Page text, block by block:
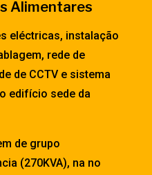
Alimentares
eléctricas, instalação
rede de
de CCTV e sistema
edifício sede da
de grupo
(270KVA), na no